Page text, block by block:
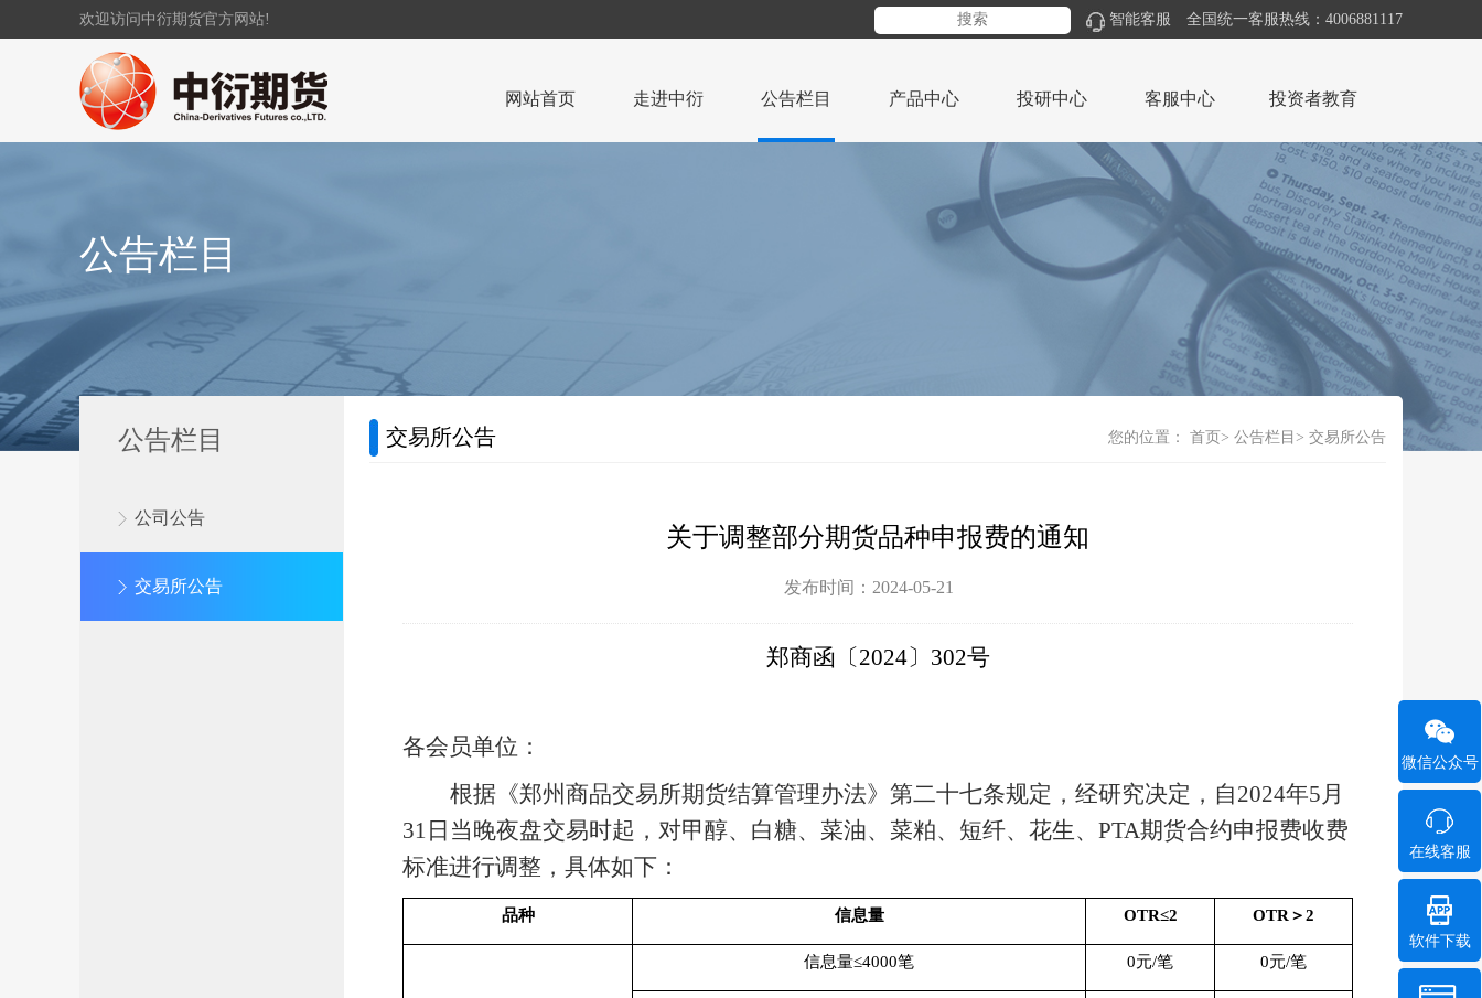
欢迎访问中衍期货官方网站! 智能客服 全国统一客服热线：4006881117
网站首页 走进中衍 公告栏目 产品中心 投研中心 客服中心 投资者教育
公告栏目
公告栏目
公司公告
交易所公告
交易所公告 您的位置： 首页 公告栏目 交易所公告
关于调整部分期货品种申报费的通知
发布时间：2024-05-21
郑商函〔2024〕302号
各会员单位：
根据《郑州商品交易所期货结算管理办法》第二十七条规定，经研究决定，自2024年5月
31 日 当晚夜盘交易时起，对甲醇、白糖、菜油、菜粕、短纤、花生、 PTA期货合约申报费收费
标准进行调整 ，具体如下：
品种 信息量 OTR≤2 OTR ＞2
信息量≤4000笔 0元/笔 0元/笔
微信公众号
在线客服
软件下载